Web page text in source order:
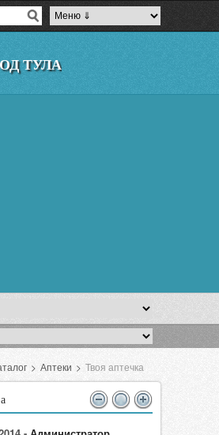
ТУЛА
> Аптеки > Твоя аптечка